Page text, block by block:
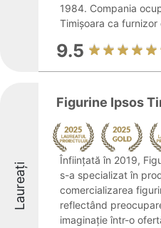
1984. Compania
Timișoara ca furnizor
9.5
Laureați
Figurine Ipsos
Înființată în 2019,
s-a specializat în
comercializarea
reflectând
imaginație într-o